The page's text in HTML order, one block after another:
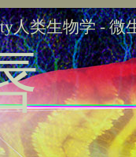
人类生物学 - 微